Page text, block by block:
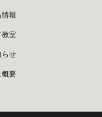
報
室
らせ
要